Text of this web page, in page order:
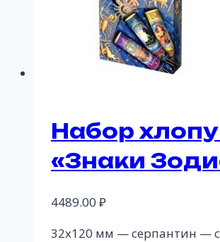
Набор
«Знаки
4489.00 ₽
32х120 мм — серпантин —